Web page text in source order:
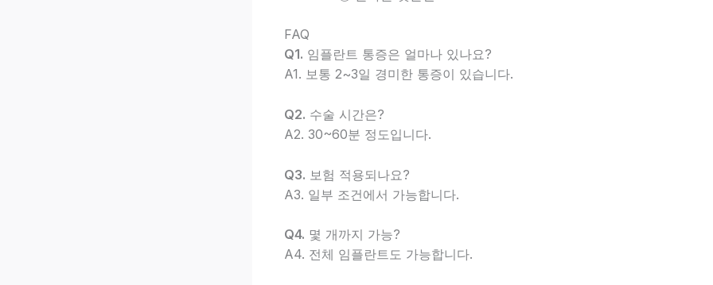
FAQ
Q1. 임플란트 통증은 얼마나 있나요?
A1. 보통 2~3일 경미한 통증이 있습니다.
Q2. 수술 시간은?
A2. 30~60분 정도입니다.
Q3. 보험 적용되나요?
A3. 일부 조건에서 가능합니다.
Q4. 몇 개까지 가능?
A4. 전체 임플란트도 가능합니다.